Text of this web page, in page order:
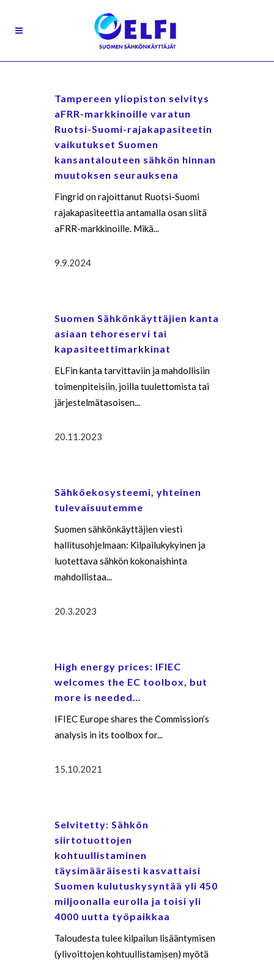
Tampereen yliopiston selvitys
aFRR-markkinoille varatun
Ruotsi-Suomi-rajakapasiteetin
vaikutukset Suomen
kansantalouteen sähkön hinnan
muutoksen seurauksena
Fingrid on rajoittanut Ruotsi-Suomi
rajakapasiteettia antamalla osan siitä
aFRR-markkinoille. Mikä...
9.9.2024
Suomen Sähkönkäyttäjien kanta
asiaan tehoreservi tai
kapasiteettimarkkinat
ELFin kanta tarvittaviin ja mahdollisiin
toimenpiteisiin, joilla tuulettomista tai
järjestelmätasoisen...
20.11.2023
Sähköekosysteemi, yhteinen
tulevaisuutemme
Suomen sähkönkäyttäjien viesti
hallitusohjelmaan: Kilpailukykyinen ja
luotettava sähkön kokonaishinta
mahdollistaa...
20.3.2023
High energy prices: IFIEC
welcomes the EC toolbox, but
more is needed…
IFIEC Europe shares the Commission’s
analysis in its toolbox for...
15.10.2021
Selvitetty: Sähkön
siirtotuottojen
kohtuullistaminen
täysimääräisesti kasvattaisi
Suomen kulutuskysyntää yli 450
miljoonalla eurolla ja toisi yli
4000 uutta työpaikkaa
Taloudesta tulee kilpailun lisääntymisen
(ylivoittojen kohtuullistamisen) myötä